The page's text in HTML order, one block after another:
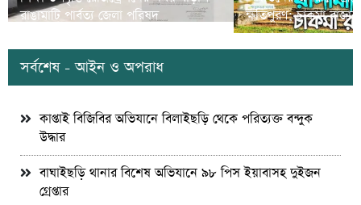
রাঙামাটি পার্বত্য জেলা পরিষদ
ক্ষতিপুরণ; চাকমা
সর্বশেষ - আইন ও অপরাধ
কাপ্তাই বিজিবির অভিযানে বিলাইছড়ি থেকে পরিত্যক্ত বন্দুক
উদ্ধার
বাঘাইছড়ি থানার বিশেষ অভিযানে ৯৮ পিস ইয়াবাসহ দুইজন
গ্রেপ্তার